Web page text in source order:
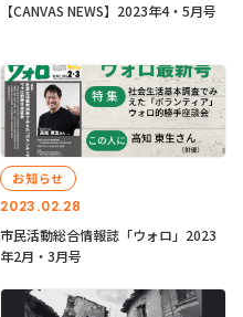
【CANVAS NEWS】2023年4・5月号
2023.02.28
お知らせ
市民活動総合情報誌「ウォロ」2023
年2月・3月号